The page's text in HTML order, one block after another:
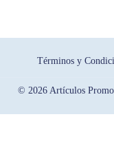
Términos y
© 2026 Artículos